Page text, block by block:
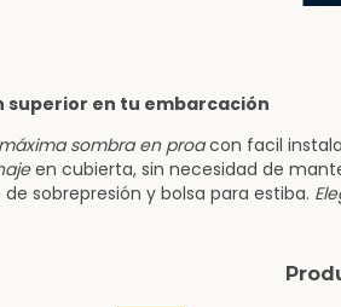
superior en tu embarcación
máxima sombra en proacon facil
en cubierta, sin necesidad de
sobrepresión y bolsa para estiba.